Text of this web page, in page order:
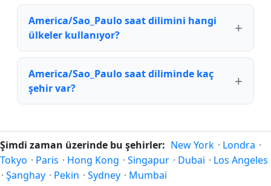
America/Sao_Paulo saat dilimini hangi
ülkeler kullanıyor?
America/Sao_Paulo saat diliminde kaç
şehir var?
Şimdi zaman üzerinde bu şehirler: New York · Londra ·
Tokyo · Paris · Hong Kong · Singapur · Dubai · Los Angeles
· Şanghay · Pekin · Sydney · Mumbai